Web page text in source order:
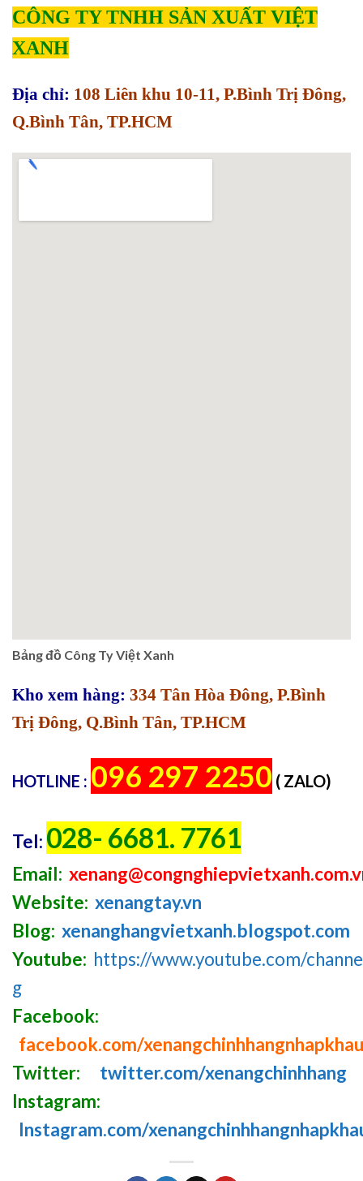
CÔNG TY TNHH SẢN XUẤT VIỆT
XANH
Địa chỉ: 108 Liên khu 10-11, P.Bình Trị Đông,
Q.Bình Tân, TP.HCM
Bảng đồ Công Ty Việt Xanh
Kho xem hàng: 334 Tân Hòa Đông, P.Bình
Trị Đông, Q.Bình Tân, TP.HCM
HOTLINE : 096 297 2250 ( ZALO)
Tel: 028- 6681. 7761
Email:
Website: xenangtay.vn
Blog: xenanghangvietxanh.blogspot.com
Youtube: https://www.youtube.com/
g
Facebook:
facebook.com/xenangchinhhangnhapkhau
Twitter:
twitter.com/xenangchinhhang
Instagram:
Instagram.com/